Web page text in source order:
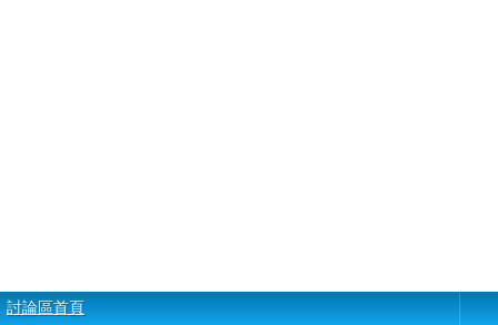
討論區首頁